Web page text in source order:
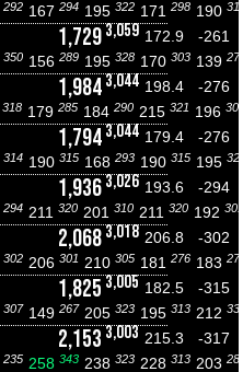
292 167 294 195 322 171 298 190
1,7293,059 172.9
-261
350 156 289 195 328 170 303 139
1,9843,044 198.4
-276
318 179 285 184 290 215 321 196
1,7943,044 179.4
-276
314 190 315 168 293 190 315 195
1,9363,026 193.6
-294
294 211 320 201 310 211 320 192 301
2,0683,018 206.8
-302
302 206 301 210 305 181 276 183
1,825 3,005 182.5
-315
307 149 267 205 323 195 313 212
2,153 3,003 215.3
-317
235 258 343 238 323 228 313 203